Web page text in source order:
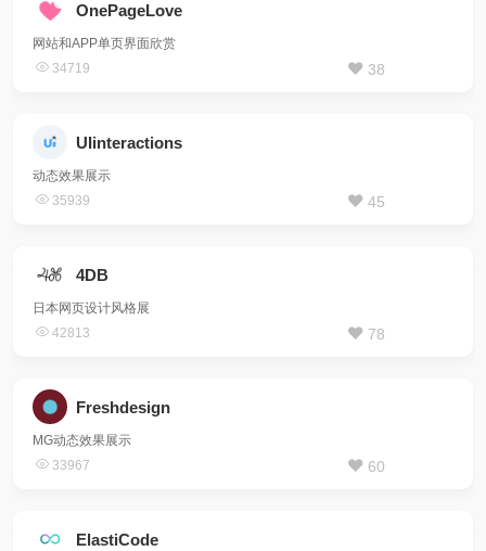
OnePageLove
网站和APP单页界面欣赏
34719
38
UIinteractions
动态效果展示
35939
45
4DB
日本网页设计风格展
42813
78
Freshdesign
MG动态效果展示
33967
60
ElastiCode